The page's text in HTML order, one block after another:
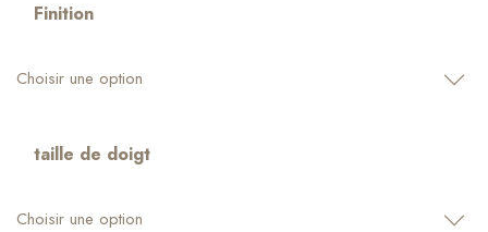
Finition
Choisir une option
taille de doigt
Choisir une option